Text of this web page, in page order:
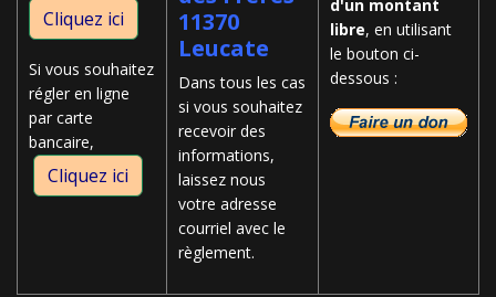
Cliquez ici
Si vous souhaitez
régler en ligne
par carte
bancaire,
Cliquez ici
11370
Leucate
Dans tous les cas
si vous souhaitez
recevoir des
informations,
laissez nous
votre adresse
courriel avec le
règlement.
d'un montant
libre, en utilisant
le bouton ci-
dessous :